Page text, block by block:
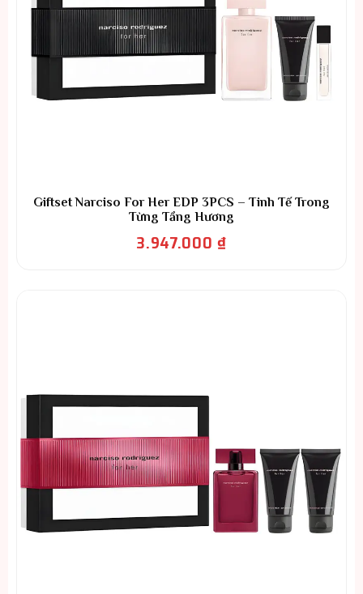
Giftset Narciso For Her EDP 3PCS – Tinh Tế Trong
Từng Tầng Hương
3.947.000₫